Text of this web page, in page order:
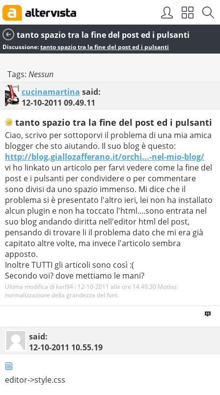
tanto spazio tra la fine del post ed i pulsanti
Discussione:tanto spazio tra la fine del post ed i pulsanti
Tags: Nessun
cucinamartina said:
12-10-201109.49.11
tanto spazio tra la fine del post ed i pulsanti
Ciao, scrivo per sottoporvi il problema di una mia amica
blogger che sto aiutando. Il suo blog è questo:
http://blog.giallozafferano.it/orchi...-nel-mio-blog/
vi ho linkato un articolo per farvi vedere come la fine del
post e i pulsanti per condividere o per commentare
sono divisi da uno spazio immenso. Mi dice che il
problema si è presentato l'altro ieri, lei non ha installato
alcun plugin e non ha toccato l'html....sono entrata nel
suo blog andando diritta nell'editor html del post,
pensando di trovare li il problema dato che mi era già
capitato altre volte, ma invece l'articolo sembra
apposto.
Inoltre TUTTI gli articoli sono così :(
Secondo voi? dove mettiamo le mani?
Ultima modifica di karl94 : 12-10-2011 alle ore 14.49.30 Motivo:
normalizzazione della grandezza del font.
said:
12-10-2011 10.55.19
editor->style.css